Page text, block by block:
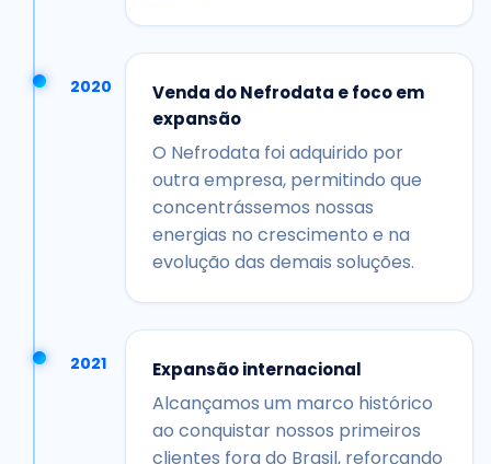
2020
Venda do Nefrodata e foco em
expansão
O Nefrodata foi adquirido por
outra empresa, permitindo que
concentrássemos nossas
energias no crescimento e na
evolução das demais soluções.
2021 Expansão internacional
Alcançamos um marco histórico
ao conquistar nossos primeiros
clientes fora do Brasil, reforçando